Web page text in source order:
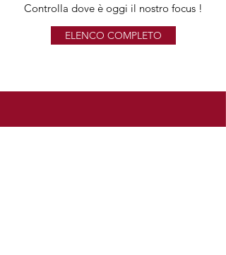
Controlla dove è oggi il nostro focus !
ELENCO COMPLETO